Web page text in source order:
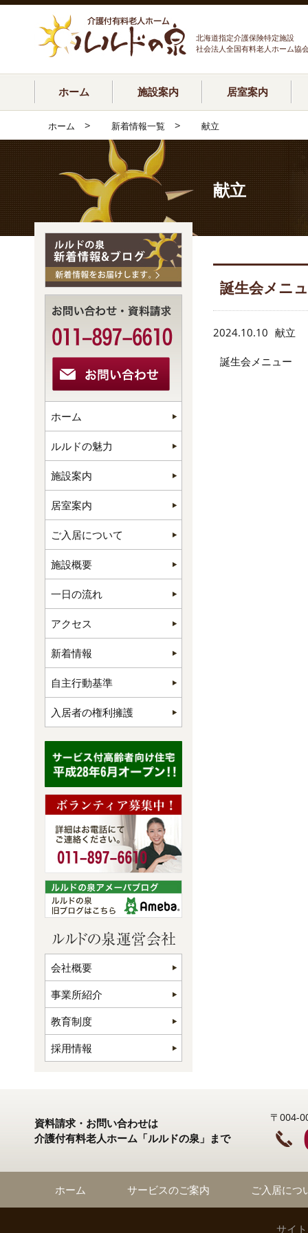
北海道指定介護保険特定施設
社会法人全国有料老人ホーム協
ホーム 施設案内 居室案内
ホーム > 新着情報一覧 > 献立
献立
誕生会メニ
2024.10.10 献立
誕生会メニュー
ホーム
ルルドの魅力
施設案内
居室案内
ご入居について
施設概要
一日の流れ
アクセス
新着情報
自主行動基準
入居者の権利擁護
会社概要
事業所紹介
教育制度
採用情報
資料請求・お問い合わせは
介護付有料老人ホーム「ルルドの泉」まで
〒004-
ホーム サービスのご案内 ご入居につ
サイ